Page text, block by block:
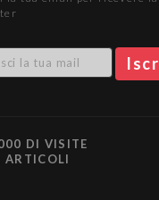
DI VISITE
ARTICOLI